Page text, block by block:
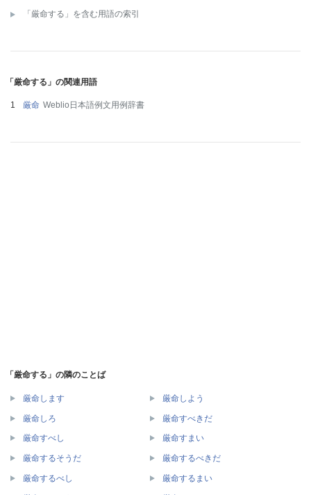
「厳命する」を含む用語の索引
「厳命する」の関連用語
厳命 Weblio日本語例文用例辞書
「厳命する」の隣のことば
厳命します 厳命しよう
厳命しろ 厳命すべきだ
厳命すべし 厳命すまい
厳命するそうだ 厳命するべきだ
厳命するべし 厳命するまい